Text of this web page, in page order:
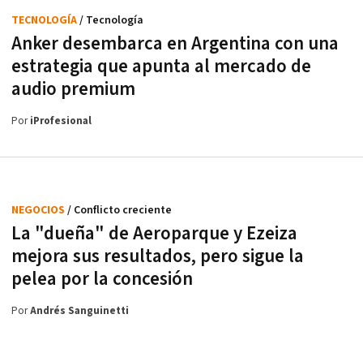
Anker desembarca en Argentina con una
estrategia que apunta al mercado de
audio premium
TECNOLOGÍA/ Tecnología
PoriProfesional
La "dueña" de Aeroparque y Ezeiza
mejora sus resultados, pero sigue la
pelea por la concesión
NEGOCIOS / Conflicto creciente
PorAndrés Sanguinetti